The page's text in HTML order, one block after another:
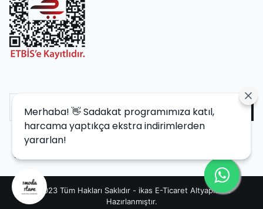
©2023 Tüm Hakları Saklıdır - ikas E-Ticaret Altyapısı ile
Hazırlanmıştır.
Merhaba! 👋 Sadakat programımıza katıl,
harcama yaptıkça ekstra indirimlerden
yararlan!